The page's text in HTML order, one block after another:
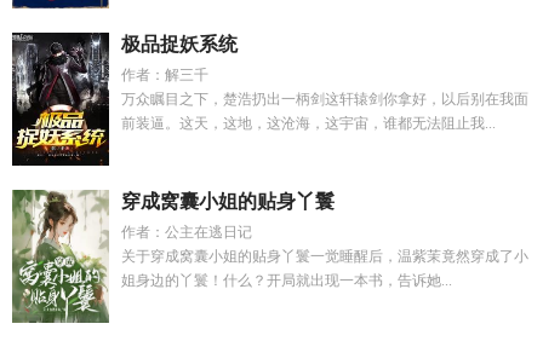
极品捉妖系统
作者：解三千
万众瞩目之下，楚浩扔出一柄剑这轩辕剑你拿好，以后别在我面
前装逼。这天，这地，这沧海，这宇宙，谁都无法阻止我...
穿成窝囊小姐的贴身丫鬟
作者：公主在逃日记
关于穿成窝囊小姐的贴身丫鬟一觉睡醒后，温紫茉竟然穿成了小
姐身边的丫鬟！什么？开局就出现一本书，告诉她...